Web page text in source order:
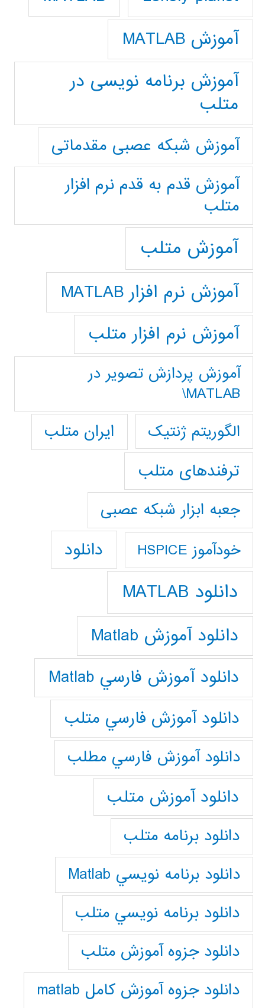
آموزش MATLAB
آموزش برنامه نویسی در
متلب
آموزش شبکه عصبی مقدماتی
آموزش قدم به قدم نرم افزار
متلب
آموزش متلب
آموزش نرم افزار MATLAB
آموزش نرم افزار متلب
آموزش پردازش تصوير در
MATLAB\
الگوریتم ژنتیک
ایران متلب
ترفندهای متلب
جعبه ابزار شبکه عصبی
خودآموز HSPICE دانلود
دانلود MATLAB
دانلود آموزش Matlab
دانلود آموزش فارسي Matlab
دانلود آموزش فارسي متلب
دانلود آموزش فارسي مطلب
دانلود آموزش متلب
دانلود برنامه متلب
دانلود برنامه نويسي Matlab
دانلود برنامه نويسي متلب
دانلود جزوه آموزش متلب
دانلود جزوه آموزش کامل matlab